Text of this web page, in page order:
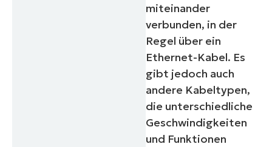
miteinander
verbunden, in der
Regel über ein
Ethernet-Kabel. Es
gibt jedoch auch
andere Kabeltypen,
die unterschiedliche
Geschwindigkeiten
und Funktionen